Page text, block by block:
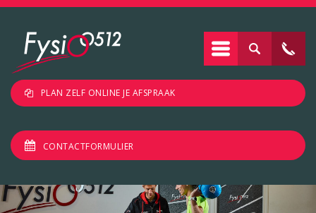
PLAN ZELF ONLINE JE AFSPRAAK
CONTACTFORMULIER